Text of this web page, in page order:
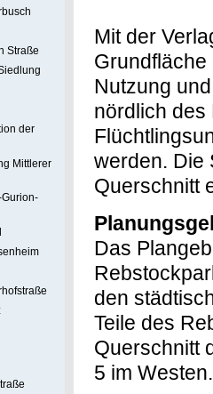
Straße
der
Mittlerer
und
Mit der
Nutzung
nördlich des
werden. Die
Querschnitt
Das
den
Teile des